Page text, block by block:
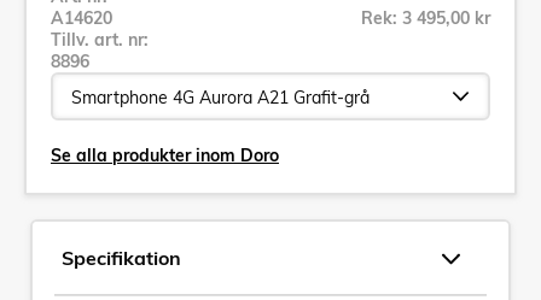
A14620
Tillv. art. nr:
8896
Rek: 3 495,00 kr
Se alla produkter inom Doro
Specifikation